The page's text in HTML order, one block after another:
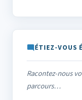
ÉTIEZ-VOUS
Racontez-nous
parcours…